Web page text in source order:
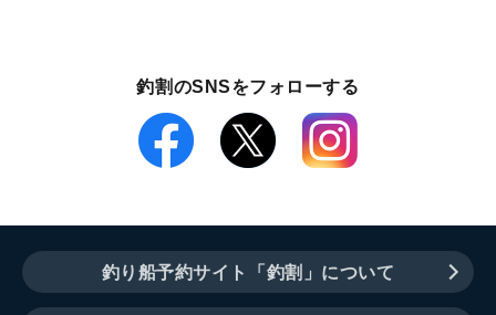
釣割のSNSをフォローする
釣り船予約サイト「釣割」について